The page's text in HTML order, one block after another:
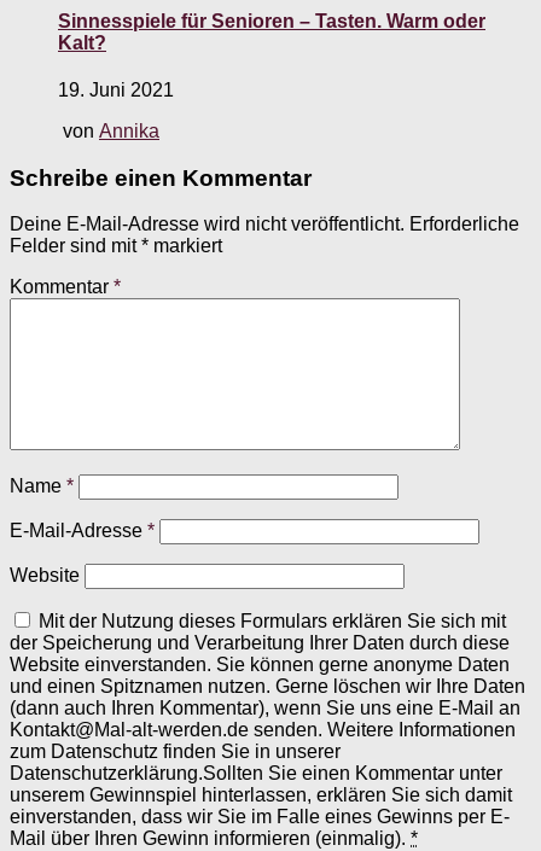
Sinnesspiele für Senioren – Tasten. Warm oder
Kalt?
19. Juni 2021
von Annika
Schreibe einen Kommentar
Deine E-Mail-Adresse wird nicht veröffentlicht. Erforderliche
Felder sind mit* markiert
Kommentar *
Name *
E-Mail-Adresse *
Website
Mit der Nutzung dieses Formulars erklären Sie sich mit
der Speicherung und Verarbeitung Ihrer Daten durch diese
Website einverstanden. Sie können gerne anonyme Daten
und einen Spitznamen nutzen. Gerne löschen wir Ihre Daten
(dann auch Ihren Kommentar), wenn Sie uns eine E-Mail an
Kontakt@Mal-alt-werden.de senden. Weitere Informationen
zum Datenschutz finden Sie in unserer
Datenschutzerklärung.Sollten Sie einen Kommentar unter
unserem Gewinnspiel hinterlassen, erklären Sie sich damit
einverstanden, dass wir Sie im Falle eines Gewinns per E-
Mail über Ihren Gewinn informieren (einmalig). *